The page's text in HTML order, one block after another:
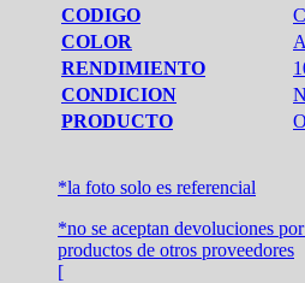
CODIGO
COLOR
RENDIMIENTO
CONDICION
PRODUCTO
*la foto solo es referencial
*no se aceptan devoluciones
productos de otros proveedores
[